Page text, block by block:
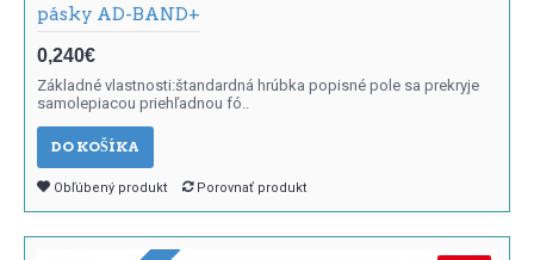
pásky AD-BAND+
0,240€
Základné vlastnosti:štandardná hrúbka popisné pole sa prekryje
samolepiacou priehľadnou fó..
DO KOŠÍKA
Obľúbený produkt Porovnať produkt